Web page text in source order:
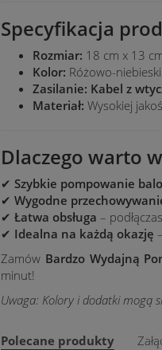
Specyfikacja
Rozmiar: 18 cm x 13
Kolor: Różowo-niebieski
Zasilanie: Kabel z
Materiał: Wysokiej
Dlaczego warto
✔Szybkie pompowanie
✔Wygodne
✔Łatwa obsługa –
✔ Idealna na każdą okazję
Zamów Bardzo Wydajną
minut!
Uwaga: Kolory i dodatki mogą
Polecane produkty